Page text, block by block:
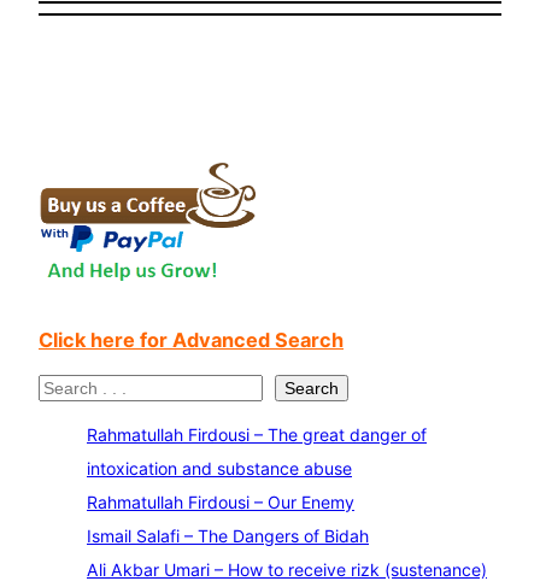
Click here for Advanced Search
S
Search
Rahmatullah Firdousi – The great danger of
intoxication and substance abuse
Rahmatullah Firdousi – Our Enemy
Ismail Salafi – The Dangers of Bidah
Ali Akbar Umari – How to receive rizk (sustenance)